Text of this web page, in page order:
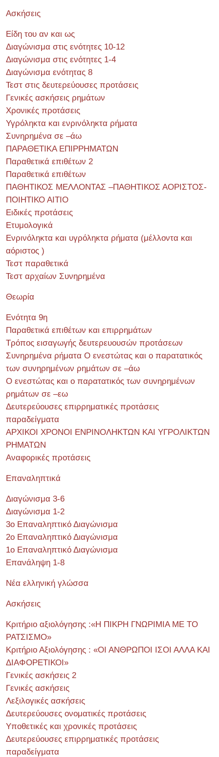
Ασκήσεις
Είδη του αν και ως
Διαγώνισμα στις ενότητες 10-12
Διαγώνισμα στις ενότητες 1-4
Διαγώνισμα ενότητας 8
Τεστ στις δευτερεύουσες προτάσεις
Γενικές ασκήσεις ρημάτων
Χρονικές προτάσεις
Υγρόληκτα και ενρινόληκτα ρήματα
Συνηρημένα σε –άω
ΠΑΡΑΘΕΤΙΚΑ ΕΠΙΡΡΗΜΑΤΩΝ
Παραθετικά επιθέτων 2
Παραθετικά επιθέτων
ΠΑΘΗΤΙΚΟΣ ΜΕΛΛΟΝΤΑΣ –ΠΑΘΗΤΙΚΟΣ ΑΟΡΙΣΤΟΣ-
ΠΟΙΗΤΙΚΟ ΑΙΤΙΟ
Ειδικές προτάσεις
Ετυμολογικά
Ενρινόληκτα και υγρόληκτα ρήματα (μέλλοντα και
αόριστος )
Τεστ παραθετικά
Τεστ αρχαίων Συνηρημένα
Θεωρία
Ενότητα 9η
Παραθετικά επιθέτων και επιρρημάτων
Τρόπος εισαγωγής δευτερευουσών προτάσεων
Συνηρημένα ρήματα Ο ενεστώτας και ο παρατατικός
των συνηρημένων ρημάτων σε –άω
Ο ενεστώτας και ο παρατατικός των συνηρημένων
ρημάτων σε –εω
Δευτερεύουσες επιρρηματικές προτάσεις
παραδείγματα
ΑΡΧΙΚΟΙ ΧΡΟΝΟΙ ΕΝΡΙΝΟΛΗΚΤΩΝ ΚΑΙ ΥΓΡΟΛΙΚΤΩΝ
ΡΗΜΑΤΩΝ
Αναφορικές προτάσεις
Επαναληπτικά
Διαγώνισμα 3-6
Διαγώνισμα 1-2
3ο Επαναληπτικό Διαγώνισμα
2ο Επαναληπτικό Διαγώνισμα
1ο Επαναληπτικό Διαγώνισμα
Επανάληψη 1-8
Νέα ελληνική γλώσσα
Ασκήσεις
Κριτήριο αξιολόγησης :«Η ΠΙΚΡΗ ΓΝΩΡΙΜΙΑ ΜΕ ΤΟ
ΡΑΤΣΙΣΜΟ»
Κριτήριο Αξιολόγησης : «ΟΙ ΑΝΘΡΩΠΟΙ ΙΣΟΙ ΑΛΛΑ ΚΑΙ
ΔΙΑΦΟΡΕΤΙΚΟΙ»
Γενικές ασκήσεις 2
Γενικές ασκήσεις
Λεξιλογικές ασκήσεις
Δευτερεύουσες ονοματικές προτάσεις
Υποθετικές και χρονικές προτάσεις
Δευτερεύουσες επιρρηματικές προτάσεις
παραδείγματα